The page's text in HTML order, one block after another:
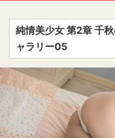
純情美少女 第2章 千
ャラリー05